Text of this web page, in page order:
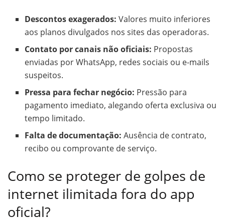
Descontos exagerados: Valores muito inferiores
aos planos divulgados nos sites das operadoras.
Contato por canais não oficiais: Propostas
enviadas por WhatsApp, redes sociais ou e-mails
suspeitos.
Pressa para fechar negócio: Pressão para
pagamento imediato, alegando oferta exclusiva ou
tempo limitado.
Falta de documentação: Ausência de contrato,
recibo ou comprovante de serviço.
Como se proteger de golpes de
internet ilimitada fora do app
oficial?